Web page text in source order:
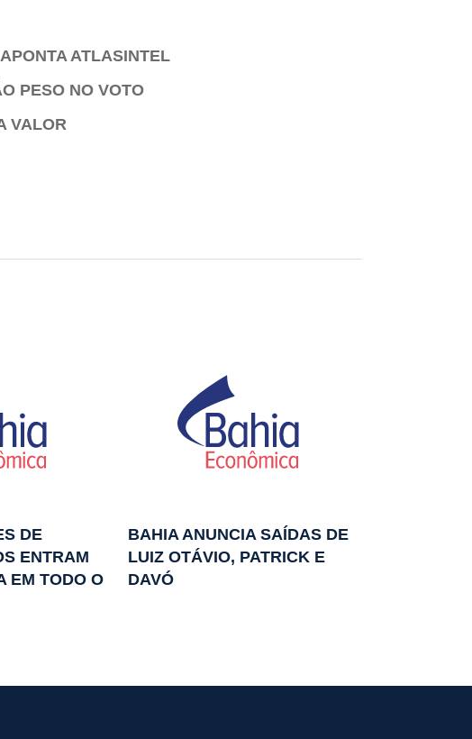
ATLASINTEL
PESO NO VOTO
VALOR
DE
ENTRAM
EM TODO O
BAHIA ANUNCIA SAÍDAS DE
LUIZ OTÁVIO, PATRICK E
DAVÓ